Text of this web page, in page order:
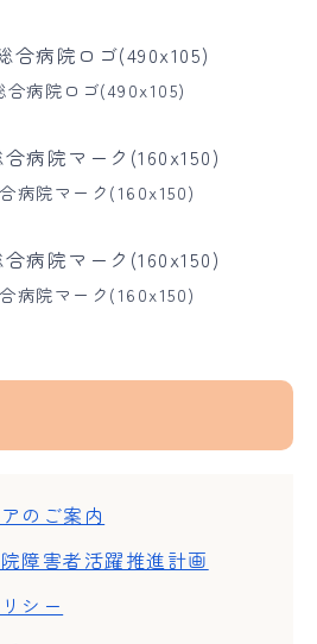
合病院ロゴ(490x105)
病院マーク(160x150)
病院マーク(160x150)
のご案内
障害者活躍推進計画
シー